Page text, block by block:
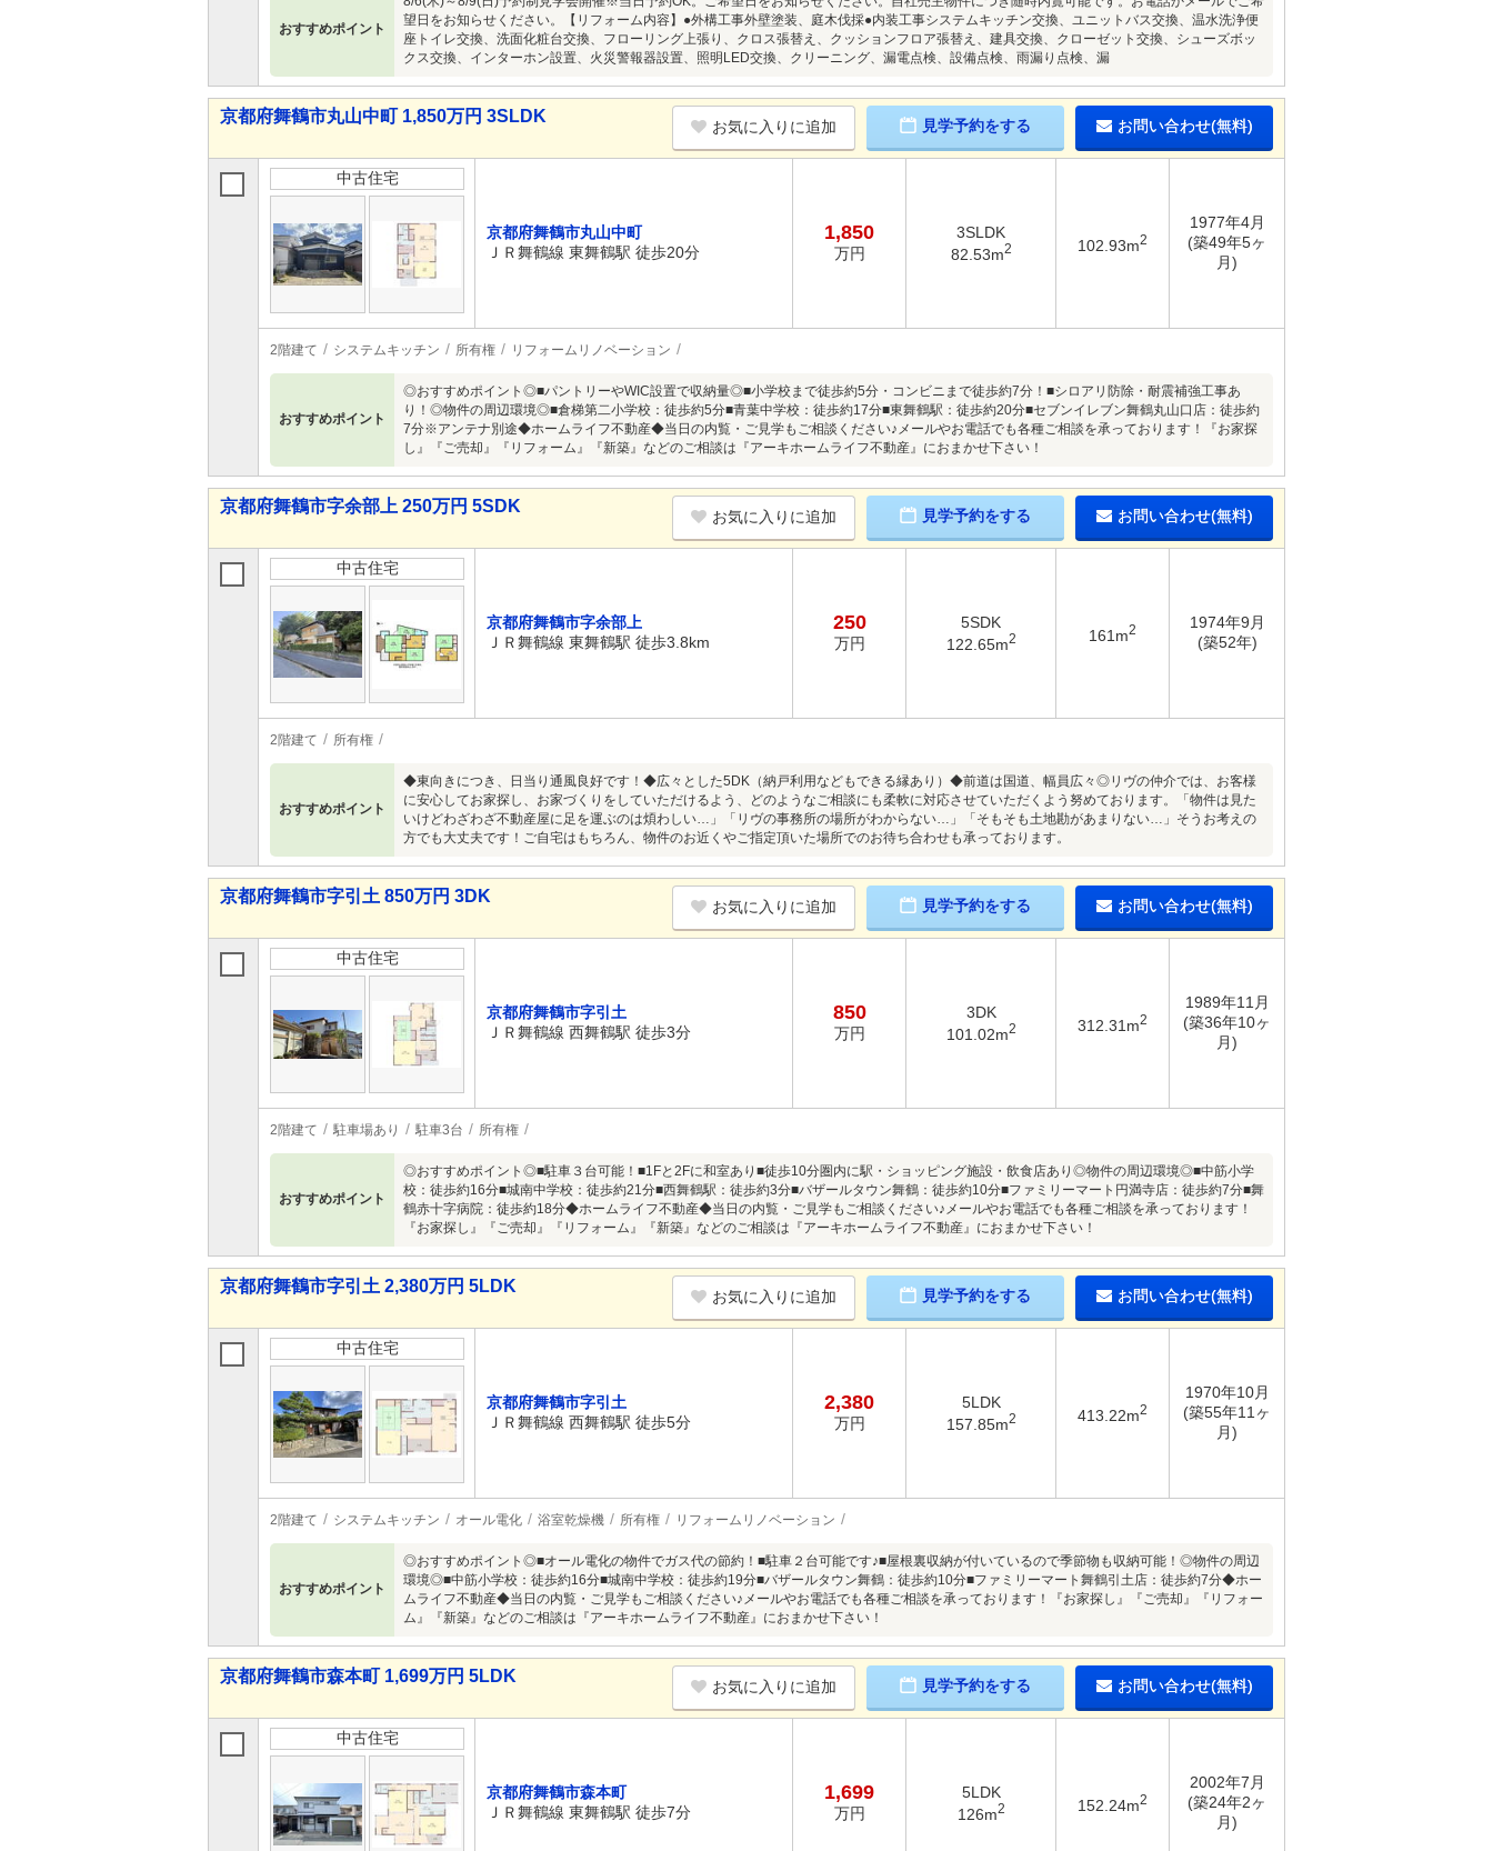
おすすめポイント
望日をお知らせください。【リフォーム内容】●外構工事外壁塗装、庭木伐採●内装工事システムキッチン交換、ユニットバス交換、温水洗浄便
座トイレ交換、洗面化粧台交換、フローリング上張り、クロス張替え、クッションフロア張替え、建具交換、クローゼット交換、シューズボッ
クス交換、インターホン設置、火災警報器設置、照明LED交換、クリーニング、漏電点検、設備点検、雨漏り点検、漏
京都府舞鶴市丸山中町 1,850万円 3SLDK
お気に入りに追加 見学予約をする お問い合わせ(無料)
中古住宅
京都府舞鶴市丸山中町
ＪＲ舞鶴線 東舞鶴駅 徒歩20分
1,850
万円
3SLDK
82.53m2 102.93m2
1977年4月
(築49年5ヶ
月)
2階建て システムキッチン 所有権 リフォームリノベーション
おすすめポイント
◎おすすめポイント◎■パントリーやWIC設置で収納量◎■小学校まで徒歩約5分・コンビニまで徒歩約7分！■シロアリ防除・耐震補強工事あ
り！◎物件の周辺環境◎■倉梯第二小学校：徒歩約5分■青葉中学校：徒歩約17分■東舞鶴駅：徒歩約20分■セブンイレブン舞鶴丸山口店：徒歩約
7分※アンテナ別途◆ホームライフ不動産◆当日の内覧・ご見学もご相談ください♪メールやお電話でも各種ご相談を承っております！『お家探
し』『ご売却』『リフォーム』『新築』などのご相談は『アーキホームライフ不動産』におまかせ下さい！
京都府舞鶴市字余部上 250万円 5SDK
お気に入りに追加 見学予約をする お問い合わせ(無料)
中古住宅
京都府舞鶴市字余部上
ＪＲ舞鶴線 東舞鶴駅 徒歩3.8km
250
万円
5SDK
122.65m2 161m2
1974年9月
(築52年)
2階建て 所有権
おすすめポイント
◆東向きにつき、日当り通風良好です！◆広々とした5DK（納戸利用などもできる縁あり）◆前道は国道、幅員広々◎リヴの仲介では、お客様
に安心してお家探し、お家づくりをしていただけるよう、どのようなご相談にも柔軟に対応させていただくよう努めております。「物件は見た
いけどわざわざ不動産屋に足を運ぶのは煩わしい…」「リヴの事務所の場所がわからない…」「そもそも土地勘があまりない…」そうお考えの
方でも大丈夫です！ご自宅はもちろん、物件のお近くやご指定頂いた場所でのお待ち合わせも承っております。
京都府舞鶴市字引土 850万円 3DK
お気に入りに追加 見学予約をする お問い合わせ(無料)
中古住宅
京都府舞鶴市字引土
ＪＲ舞鶴線 西舞鶴駅 徒歩3分
850
万円
3DK
101.02m2 312.31m2
1989年11月
(築36年10ヶ
月)
2階建て 駐車場あり 駐車3台 所有権
おすすめポイント
◎おすすめポイント◎■駐車３台可能！■1Fと2Fに和室あり■徒歩10分圏内に駅・ショッピング施設・飲食店あり◎物件の周辺環境◎■中筋小学
校：徒歩約16分■城南中学校：徒歩約21分■西舞鶴駅：徒歩約3分■バザールタウン舞鶴：徒歩約10分■ファミリーマート円満寺店：徒歩約7分■舞
鶴赤十字病院：徒歩約18分◆ホームライフ不動産◆当日の内覧・ご見学もご相談ください♪メールやお電話でも各種ご相談を承っております！
『お家探し』『ご売却』『リフォーム』『新築』などのご相談は『アーキホームライフ不動産』におまかせ下さい！
京都府舞鶴市字引土 2,380万円 5LDK
お気に入りに追加 見学予約をする お問い合わせ(無料)
中古住宅
京都府舞鶴市字引土
ＪＲ舞鶴線 西舞鶴駅 徒歩5分
2,380
万円
5LDK
157.85m2 413.22m2
1970年10月
(築55年11ヶ
月)
2階建て システムキッチン オール電化 浴室乾燥機 所有権 リフォームリノベーション
おすすめポイント
◎おすすめポイント◎■オール電化の物件でガス代の節約！■駐車２台可能です♪■屋根裏収納が付いているので季節物も収納可能！◎物件の周辺
環境◎■中筋小学校：徒歩約16分■城南中学校：徒歩約19分■バザールタウン舞鶴：徒歩約10分■ファミリーマート舞鶴引土店：徒歩約7分◆ホー
ムライフ不動産◆当日の内覧・ご見学もご相談ください♪メールやお電話でも各種ご相談を承っております！『お家探し』『ご売却』『リフォー
ム』『新築』などのご相談は『アーキホームライフ不動産』におまかせ下さい！
京都府舞鶴市森本町 1,699万円 5LDK
お気に入りに追加 見学予約をする お問い合わせ(無料)
中古住宅
京都府舞鶴市森本町
ＪＲ舞鶴線 東舞鶴駅 徒歩7分
1,699
万円
5LDK
126m2 152.24m2
2002年7月
(築24年2ヶ
月)